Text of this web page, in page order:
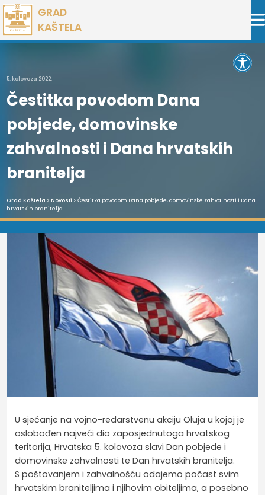
Preskoči
na
sadržaj
GRAD
KAŠTELA
5. kolovoza 2022.
Čestitka povodom Dana
pobjede, domovinske
zahvalnosti i Dana hrvatskih
branitelja
Grad Kaštela > Novosti > Čestitka povodom Dana pobjede, domovinske zahvalnosti i Dana
hrvatskih branitelja
U sjećanje na vojno-redarstvenu akciju Oluja u kojoj je
oslobođen najveći dio zaposjednutoga hrvatskog
teritorija, Hrvatska 5. kolovoza slavi Dan pobjede i
domovinske zahvalnosti te Dan hrvatskih branitelja.
S poštovanjem i zahvalnošću odajemo počast svim
hrvatskim braniteljima i njihovim obiteljima, a posebno